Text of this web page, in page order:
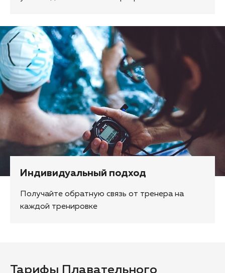
Индивидуальный подход
Получайте обратную связь от тренера на
каждой тренировке
Тарифы Плавательного